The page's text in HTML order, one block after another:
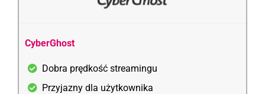
CyberGhost
Dobra prędkość streamingu
Przyjazny dla użytkownika